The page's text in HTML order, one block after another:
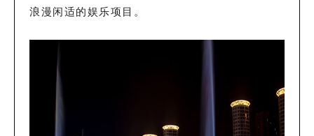
浪漫闲适的娱乐项目。